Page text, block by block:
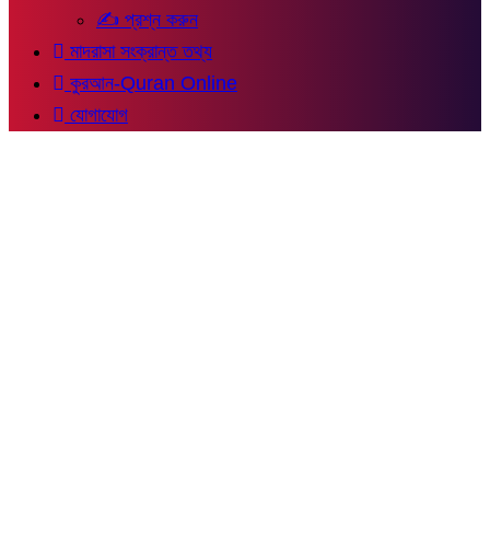
✍ প্রশ্ন করুন
মাদরাসা সংক্রান্ত তথ্য
কুরআন-Quran Online
যোগাযোগ